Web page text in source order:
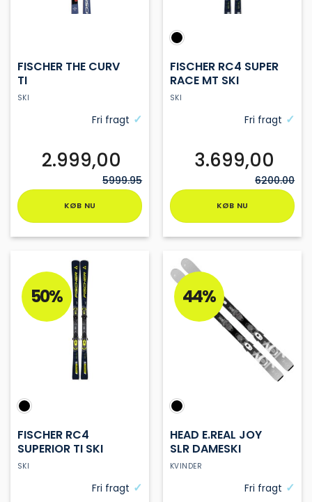
SKI
FISCHER THE CURV
TI
Fri fragt
KØB NU
har
flere
varianter.
Mulighederne
kan
vælges
på
varesiden
5999.95
2.999,00
SKI
FISCHER RC4 SUPER
RACE MT SKI
Fri fragt
KØB NU
Mulighederne
kan
vælges
på
varesiden
6200.00
3.699,00
50%
SKI
FISCHER RC4
SUPERIOR TI SKI
Fri fragt
44%
KVINDER
HEAD E.REAL JOY
SLR DAMESKI
Fri fragt